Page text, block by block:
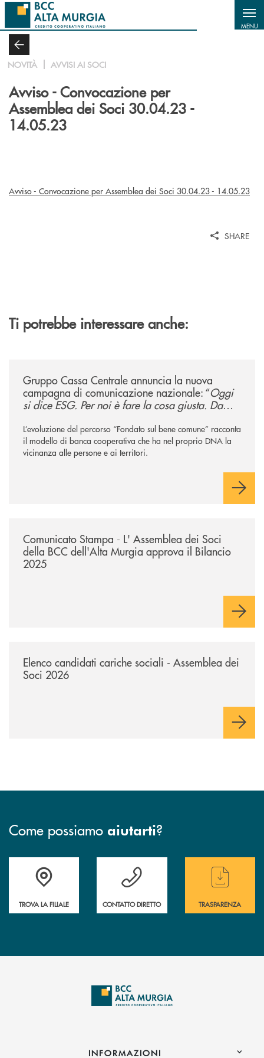
Salta al contenuto principale
MENU
NOVITÀ AVVISI AI SOCI
Avviso - Convocazione per
Assemblea dei Soci 30.04.23 -
14.05.23
Avviso - Convocazione per Assemblea dei Soci 30.04.23 - 14.05.23
SHARE
Ti potrebbe interessare anche:
Gruppo Cassa Centrale annuncia la nuova
campagna di comunicazione nazionale: “Oggi
si dice ESG. Per noi è fare la cosa giusta. Da
L’evoluzione del percorso “Fondato sul bene comune” racconta
il modello di banca cooperativa che ha nel proprio DNA la
vicinanza alle persone e ai territori.
Comunicato Stampa - L' Assemblea dei Soci
della BCC dell'Alta Murgia approva il Bilancio
2025
Elenco candidati cariche sociali - Assemblea dei
Soci 2026
Come possiamo aiutarti?
Accedi all' elenco completo delle filiali
TROVA LA FILIALE
Hai bisogno di assistenza immediata ?
CONTATTO DIRETTO
Hai bisogno di
TRASPARENZA
INFORMAZIONI